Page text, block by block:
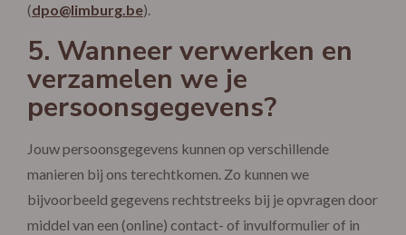
(dpo@limburg.be).
5. Wanneer verwerken en
verzamelen we je
persoonsgegevens?
Jouw persoonsgegevens kunnen op verschillende
manieren bij ons terechtkomen. Zo kunnen we
bijvoorbeeld gegevens rechtstreeks bij je opvragen door
middel van een (online) contact- of invulformulier of in